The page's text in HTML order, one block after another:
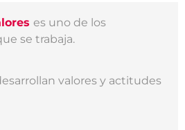
es uno de los
se trabaja.
valores y actitudes